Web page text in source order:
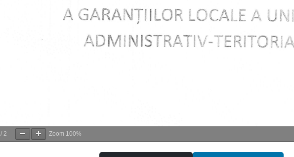
/ 2 Zoom 100%